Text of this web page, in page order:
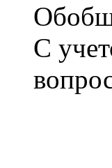
С